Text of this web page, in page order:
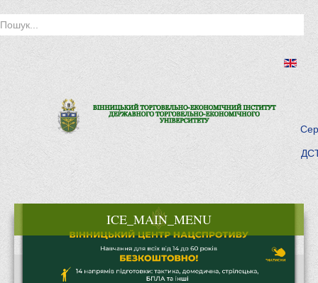
ICE_MAIN_MENU
Історія інституту